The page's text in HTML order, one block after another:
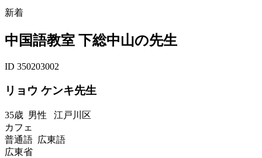
新着
中国語教室 下総中山の先生
ID 350203002
リョウ ケンキ先生
35歳 男性 江戸川区
カフェ
普通語 広東語
広東省